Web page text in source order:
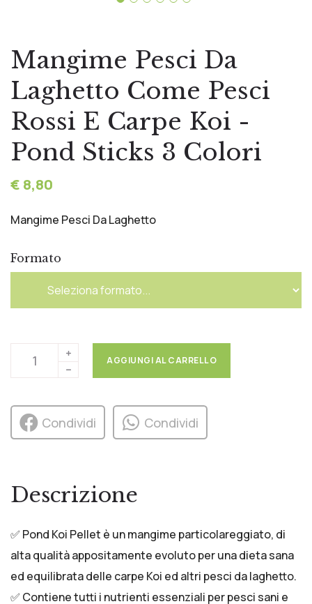
Mangime Pesci Da
Laghetto Come Pesci
Rossi E Carpe Koi -
Pond Sticks 3 Colori
€ 8,80
Mangime Pesci Da Laghetto
Formato
AGGIUNGI AL CARRELLO
Condividi Condividi
Descrizione
✅ Pond Koi Pellet è un mangime particolareggiato, di
alta qualità appositamente evoluto per una dieta sana
ed equilibrata delle carpe Koi ed altri pesci da laghetto.
✅ Contiene tutti i nutrienti essenziali per pesci sani e